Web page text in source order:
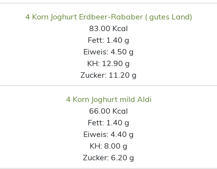
4 Korn Joghurt Erdbeer-Rababer ( gutes Land)
83.00 Kcal
Fett: 1.40 g
Eiweis: 4.50 g
KH: 12.90 g
Zucker: 11.20 g
4 Korn Joghurt mild Aldi
66.00 Kcal
Fett: 1.40 g
Eiweis: 4.40 g
KH: 8.00 g
Zucker: 6.20 g